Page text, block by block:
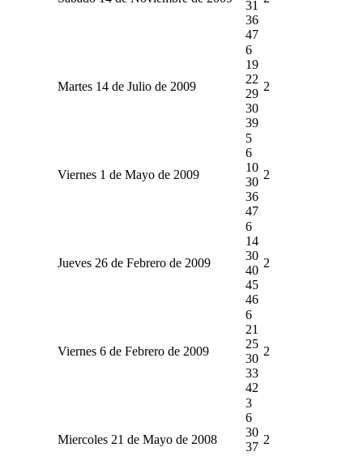
31
36
47
Martes 14 de Julio de 2009
6
19
22
29
30
39
2
Viernes 1 de Mayo de 2009
5
6
10
30
36
47
2
Jueves 26 de Febrero de 2009
6
14
30
40
45
46
2
Viernes 6 de Febrero de 2009
6
21
25
30
33
42
2
Miercoles 21 de Mayo de 2008
3
6
30
37
2